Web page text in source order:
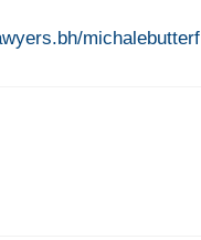
michalebutterf